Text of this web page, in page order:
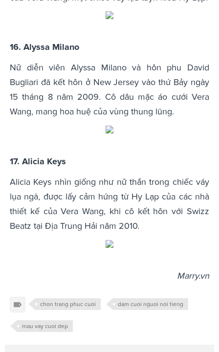
16. Alyssa Milano
Nữ diễn viên Alyssa Milano và hôn phu David
Bugliari đã kết hôn ở New Jersey vào thứ Bảy ngày
15 tháng 8 năm 2009. Cô dâu mặc áo cưới Vera
Wang, mang hoa huệ của vùng thung lũng.
17. Alicia Keys
Alicia Keys nhìn giống như nữ thần trong chiếc váy
lụa ngà, được lấy cảm hứng từ Hy Lạp của các nhà
thiết kế của Vera Wang, khi cô kết hôn với Swizz
Beatz tại Địa Trung Hải năm 2010.
Marry.vn
chon trang phuc cuoi dam cuoi nguoi noi tieng
mau vay cuoi dep